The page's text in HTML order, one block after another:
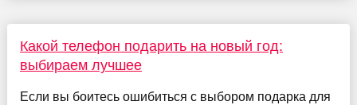
Какой телефон подарить на новый год:
выбираем лучшее
Если вы боитесь ошибиться с выбором подарка для